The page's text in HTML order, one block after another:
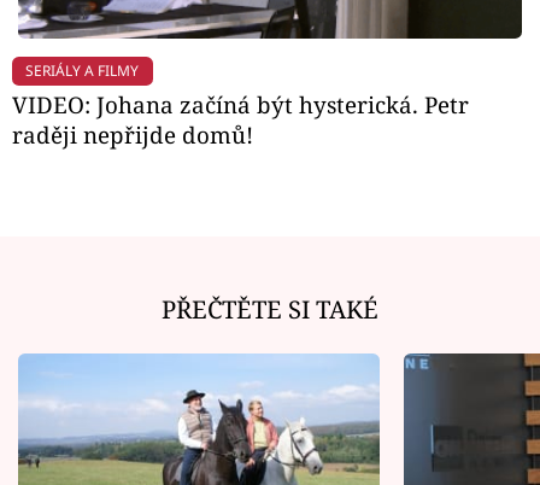
SERIÁLY A FILMY
VIDEO: Johana začíná být hysterická. Petr
raději nepřijde domů!
PŘEČTĚTE SI TAKÉ